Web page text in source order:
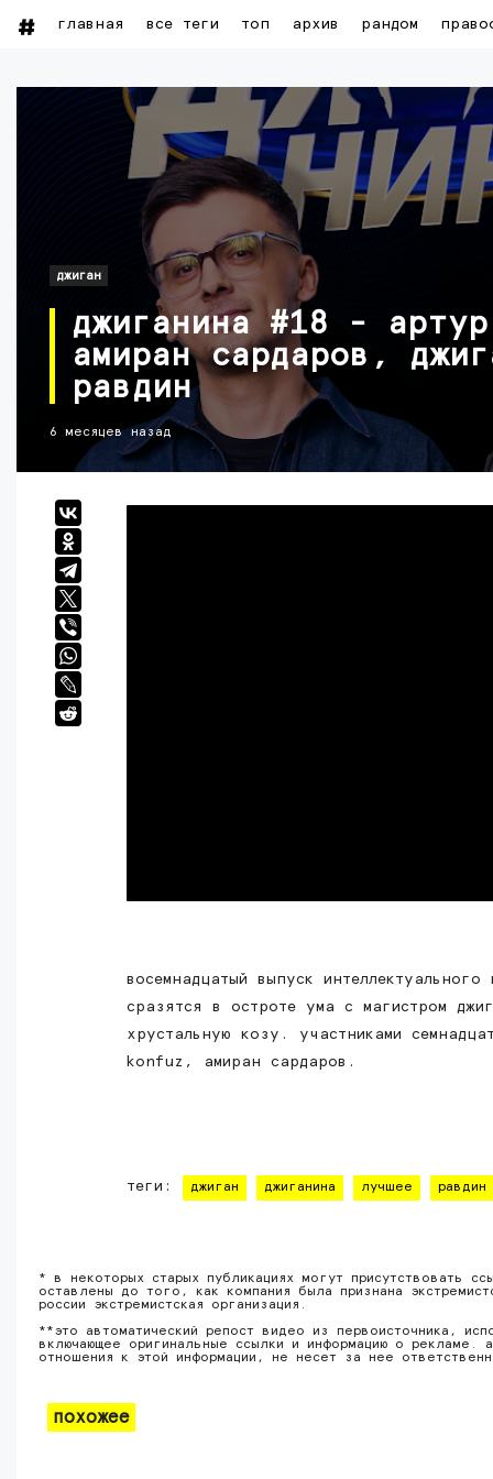
главная все теги топ архив рандом
джиган
джиганина #18 -
амиран сардаров,
равдин
6 месяцев назад
восемнадцатый выпуск
сразятся в остроте ума с магистром
хрустальную козу. участниками
konfuz, амиран сардаров.
теги: джиган джиганина лучшее равдин
* в некоторых старых публикациях могут присутствовать
оставлены до того, как компания была признана
россии экстремистская организация.
**это автоматический репост видео из первоисточника,
включающее оригинальные ссылки и информацию о рекламе.
отношения к этой информации, не несет за нее
похожее